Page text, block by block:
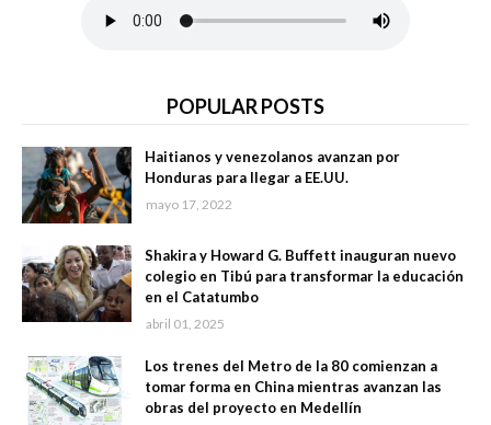
POPULAR POSTS
Haitianos y venezolanos avanzan por
Honduras para llegar a EE.UU.
mayo 17, 2022
Shakira y Howard G. Buffett inauguran nuevo
colegio en Tibú para transformar la educación
en el Catatumbo
abril 01, 2025
Los trenes del Metro de la 80 comienzan a
tomar forma en China mientras avanzan las
obras del proyecto en Medellín